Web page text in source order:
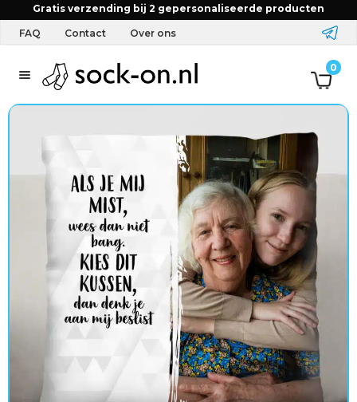
Gratis verzending bij 2 gepersonaliseerde producten
FAQ Contact Over ons
0
T
e
e
A
c
c